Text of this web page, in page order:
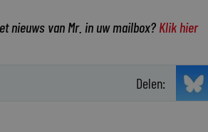
nieuws van Mr. in uw mailbox? Klik hier
Delen: